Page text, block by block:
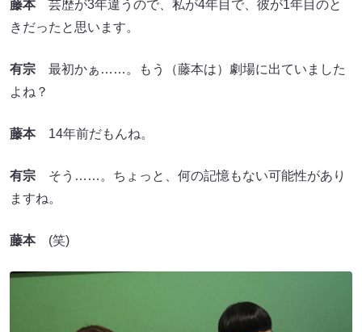
藤本芸歴が3年違うので、私が4年目で、彼が1年目のと
きだったと思います。
有宗 最初かぁ……。もう（藤本は）劇場に出ていました
よね？
藤本14年前だもんね。
有宗 そう……。ちょっと、何の記憶もない可能性があり
ますね。
藤本(笑)